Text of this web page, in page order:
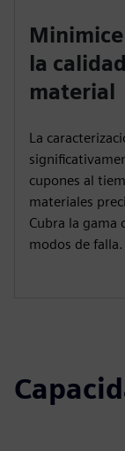
la
material
La
cupones al
materiales
Cubra la gama
modos de falla.